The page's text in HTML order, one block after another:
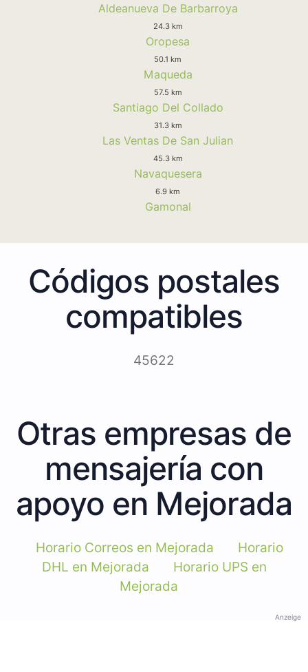
Aldeanueva De Barbarroya
24.3 km
Oropesa
50.1 km
Maqueda
57.5 km
Santiago Del Collado
31.3 km
Las Ventas De San Julian
45.3 km
Navaquesera
6.9 km
Gamonal
Códigos postales
compatibles
45622
Otras empresas de
mensajería con
apoyo en Mejorada
Horario Correos en Mejorada
Horario
DHL en Mejorada
Horario UPS en
Mejorada
Anzeige